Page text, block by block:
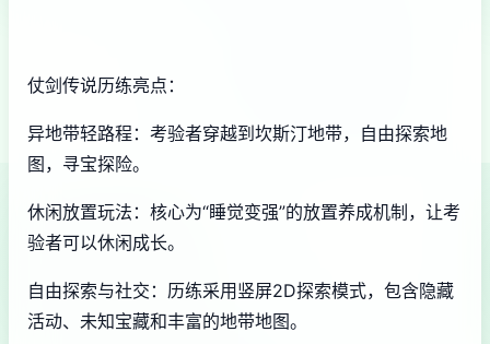
仗剑传说历练亮点：
异地带轻路程：考验者穿越到坎斯汀地带，自由探索地
图，寻宝探险。
休闲放置玩法：核心为“睡觉变强”的放置养成机制，让考
验者可以休闲成长。
自由探索与社交：历练采用竖屏2D探索模式，包含隐藏
活动、未知宝藏和丰富的地带地图。